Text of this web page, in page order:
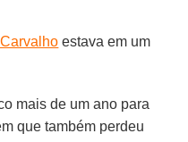
estava em um
mais de um ano para
que também perdeu